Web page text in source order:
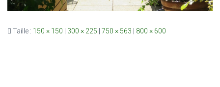
Taille : 150 × 150 | 300 × 225 | 750 × 563 | 800 × 600